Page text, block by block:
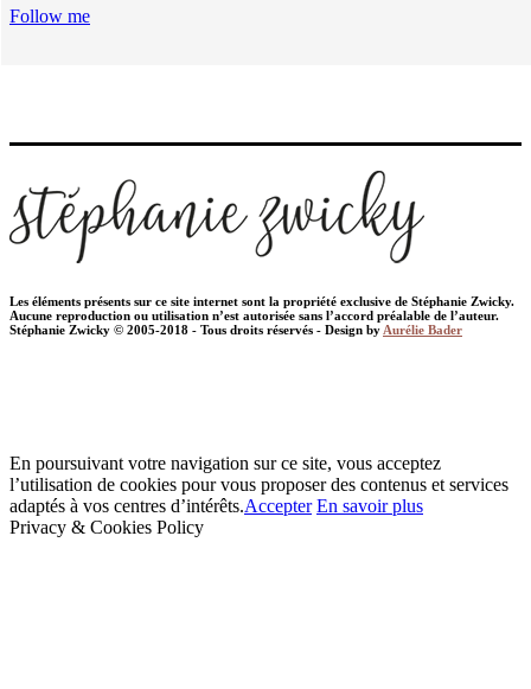
Follow me
Les éléments présents sur ce site internet sont la propriété exclusive de Stéphanie Zwicky.
Aucune reproduction ou utilisation n’est autorisée sans l’accord préalable de l’auteur.
Stéphanie Zwicky © 2005-2018 - Tous droits réservés - Design by Aurélie Bader
En poursuivant votre navigation sur ce site, vous acceptez
l’utilisation de cookies pour vous proposer des contenus et services
adaptés à vos centres d’intérêts.Accepter En savoir plus
Privacy & Cookies Policy